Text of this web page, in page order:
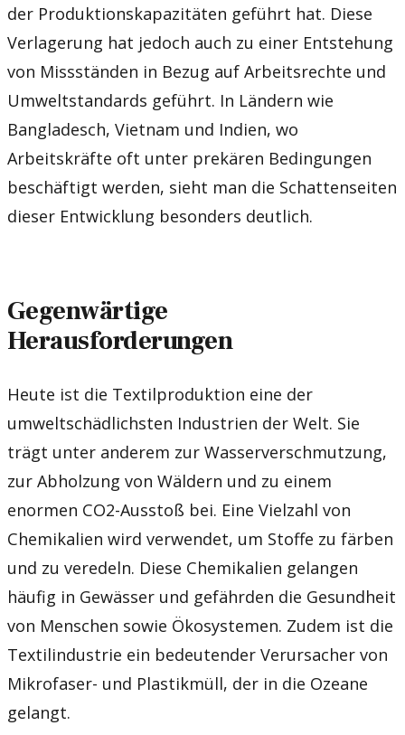
der Produktionskapazitäten geführt hat. Diese
Verlagerung hat jedoch auch zu einer Entstehung
von Missständen in Bezug auf Arbeitsrechte und
Umweltstandards geführt. In Ländern wie
Bangladesch, Vietnam und Indien, wo
Arbeitskräfte oft unter prekären Bedingungen
beschäftigt werden, sieht man die Schattenseiten
dieser Entwicklung besonders deutlich.
Gegenwärtige
Herausforderungen
Heute ist die Textilproduktion eine der
umweltschädlichsten Industrien der Welt. Sie
trägt unter anderem zur Wasserverschmutzung,
zur Abholzung von Wäldern und zu einem
enormen CO2-Ausstoß bei. Eine Vielzahl von
Chemikalien wird verwendet, um Stoffe zu färben
und zu veredeln. Diese Chemikalien gelangen
häufig in Gewässer und gefährden die Gesundheit
von Menschen sowie Ökosystemen. Zudem ist die
Textilindustrie ein bedeutender Verursacher von
Mikrofaser- und Plastikmüll, der in die Ozeane
gelangt.